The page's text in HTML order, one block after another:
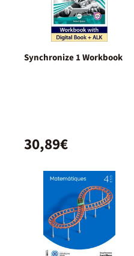
Synchronize 1 Workbook
30,89€